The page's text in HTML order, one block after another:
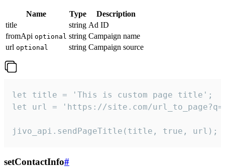
Name Type
Description
title
string Ad ID
fromApi optional string Campaign name
url optional string Campaign source
let title = 'This is custom page title';
let url = 'https://site.com/
jivo_api.sendPageTitle(title, true, url);
setContactInfo#